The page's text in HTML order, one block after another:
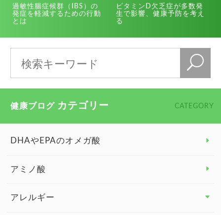
過敏性腸症候群（IBS）の
発症を軽減するための行動
とは
ビタミンD欠乏症が多数発
生で影響、健康予防を考え
る
健康ブログ カテゴリー CATEGORY
DHAやEPAのオメガ酸
アミノ酸
アレルギー